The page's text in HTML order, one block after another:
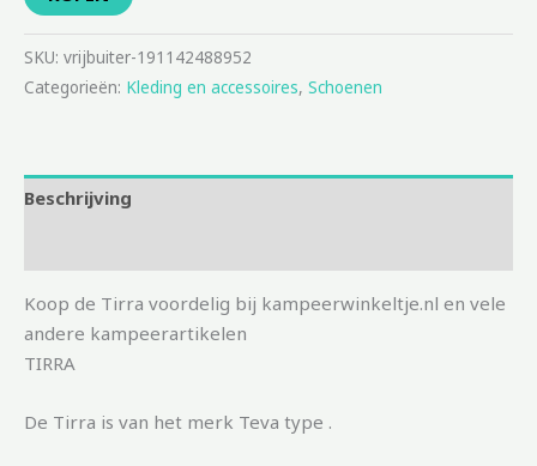
SKU: vrijbuiter-191142488952
Categorieën: Kleding en accessoires, Schoenen
Beschrijving
Koop de Tirra voordelig bij kampeerwinkeltje.nl en vele
andere kampeerartikelen
TIRRA
De Tirra is van het merk Teva type .